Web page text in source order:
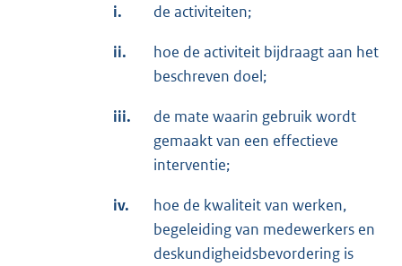
i. de activiteiten;
ii.
hoe de activiteit bijdraagt aan het
beschreven doel;
iii.
de mate waarin gebruik wordt
gemaakt van een effectieve
interventie;
iv.
hoe de kwaliteit van werken,
begeleiding van medewerkers en
deskundigheidsbevordering is